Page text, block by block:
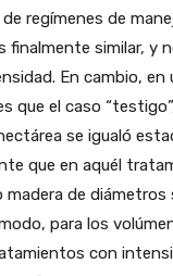
de regímenes de
finalmente similar, y
En cambio,
que el caso
se igualó
que en aquél
de diámetros
para los
con